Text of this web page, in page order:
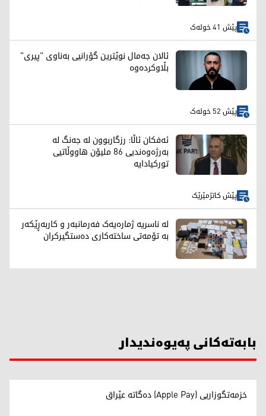
پێش 41 خولەک
ئالان جەمال نوێترین گۆرانیی بەناوی "پیری"
بڵاوکردەوە
پێش 52 خولەک
ئەفکان ئاڵا: رزگاربوون لە جەنگ لە
بەرژەوەندیی 86 ملیۆن هاووڵاتیی
تورکیادایە
پێش کاتژمێرێک
لە ناسریە ژمارەیەک فەرمانبەر و کاربەڕێکەر
بە تۆمەتی ساختەکاری دەستگیرکران
بابەتەکانی پەیوەندیدار
خزمەتگوزاریی (Apple Pay) دەگاتە عێراق